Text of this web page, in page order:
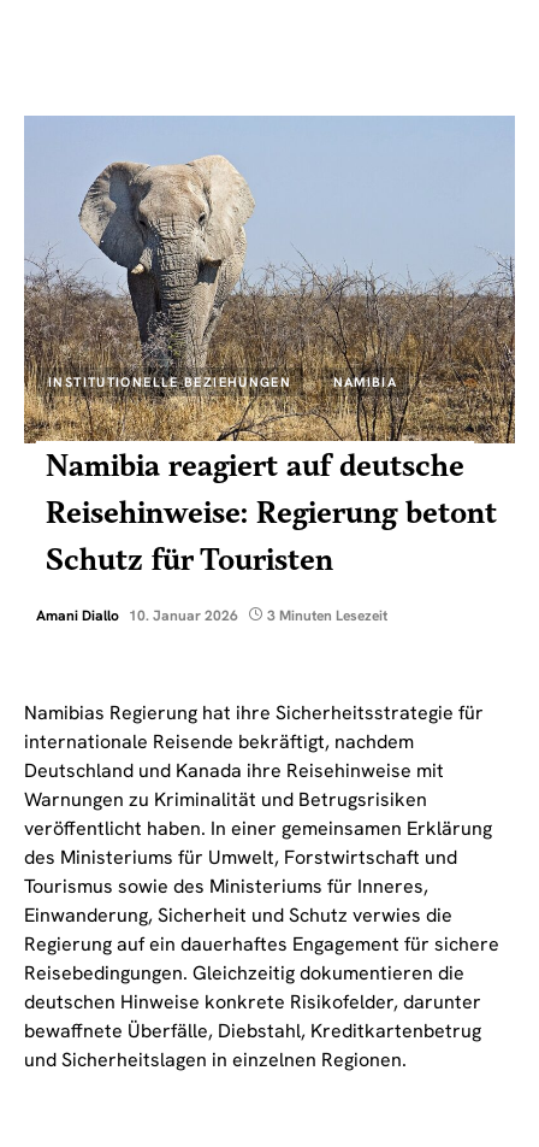
INSTITUTIONELLE BEZIEHUNGEN NAMIBIA
Namibia reagiert auf deutsche
Reisehinweise: Regierung betont
Schutz für Touristen
Amani Diallo 10. Januar 2026 3 Minuten Lesezeit
Namibias Regierung hat ihre Sicherheitsstrategie für
internationale Reisende bekräftigt, nachdem
Deutschland und Kanada ihre Reisehinweise mit
Warnungen zu Kriminalität und Betrugsrisiken
veröffentlicht haben. In einer gemeinsamen Erklärung
des Ministeriums für Umwelt, Forstwirtschaft und
Tourismus sowie des Ministeriums für Inneres,
Einwanderung, Sicherheit und Schutz verwies die
Regierung auf ein dauerhaftes Engagement für sichere
Reisebedingungen. Gleichzeitig dokumentieren die
deutschen Hinweise konkrete Risikofelder, darunter
bewaffnete Überfälle, Diebstahl, Kreditkartenbetrug
und Sicherheitslagen in einzelnen Regionen.